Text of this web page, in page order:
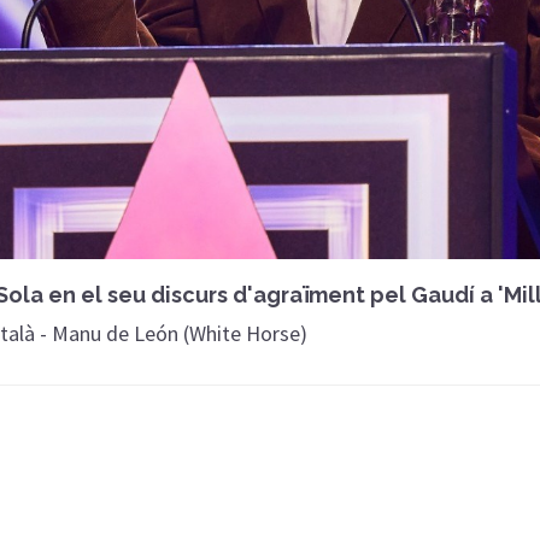
en el seu discurs d'agraïment pel Gaudí a
- Manu de León (White Horse)